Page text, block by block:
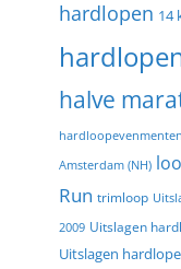
hardlopen 14
halve
Amsterdam (NH)
Run trimloop
2009 Uitslagen
Uitslagen